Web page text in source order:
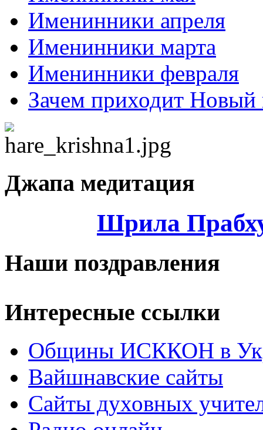
Именинники апреля
Именинники марта
Именинники февраля
Зачем приходит Новый
Джапа медитация
Шрила
Наши поздравления
Интересные ссылки
Общины ИСККОН в
Вайшнавские сайты
Сайты духовных